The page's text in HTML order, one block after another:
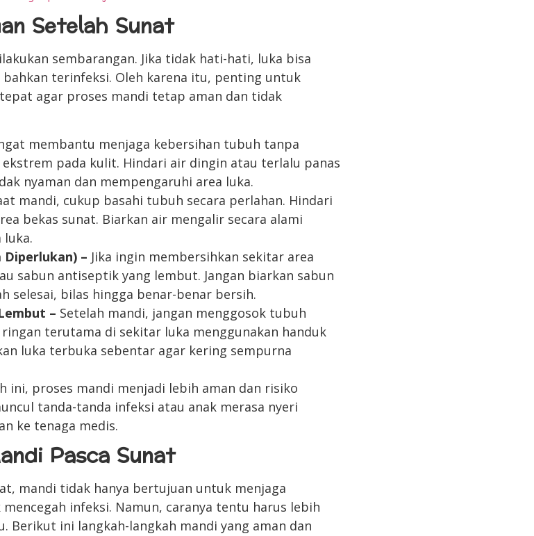
Setelah Sunat
sembarangan. Jika tidak hati-hati, luka bisa
terinfeksi. Oleh karena itu, penting untuk
agar proses mandi tetap aman dan tidak
membantu menjaga kebersihan tubuh tanpa
pada kulit. Hindari air dingin atau terlalu panas
nyaman dan mempengaruhi area luka.
mandi, cukup basahi tubuh secara perlahan. Hindari
bekas sunat. Biarkan air mengalir secara alami
luka.
Diperlukan) – Jika ingin membersihkan sekitar area
sabun antiseptik yang lembut. Jangan biarkan sabun
selesai, bilas hingga benar-benar bersih.
– Setelah mandi, jangan menggosok tubuh
terutama di sekitar luka menggunakan handuk
luka terbuka sebentar agar kering sempurna
ini, proses mandi menjadi lebih aman dan risiko
tanda-tanda infeksi atau anak merasa nyeri
ke tenaga medis.
Pasca Sunat
mandi tidak hanya bertujuan untuk menjaga
infeksi. Namun, caranya tentu harus lebih
Berikut ini langkah-langkah mandi yang aman dan